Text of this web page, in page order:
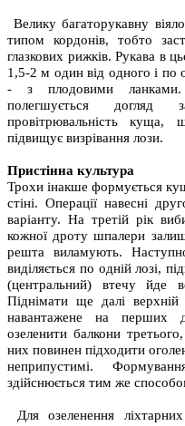
Велику багаторукавну
типом кордонів, тобто
глазкових рижків. Рукава в
1,5-2 м один від одного і по
- з плодовими
полегшується догляд
провітрювальність
підвищує визрівання лози.
Пристінна культура
Трохи інакше формується
стіні. Операції навесні
варіанту. На третій рік
кожної дроту шпалери
решта виламують.
виділяється по одній лозі,
(центральний) втечу йде
Піднімати ще далі
навантажене на перших
озеленити балкони
них повинен підходити
неприпустимі.
здійснюється тим же
Для озеленення